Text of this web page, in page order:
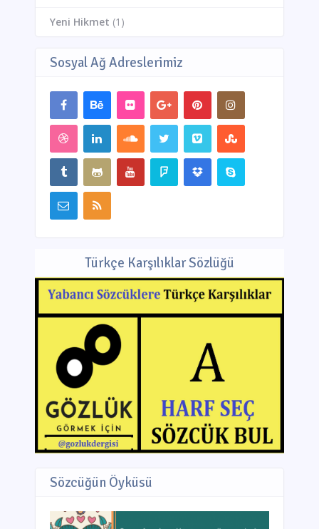
Yeni Hikmet (1)
Sosyal Ağ Adreslerimiz
Türkçe Karşılıklar Sözlüğü
Sözcüğün Öyküsü